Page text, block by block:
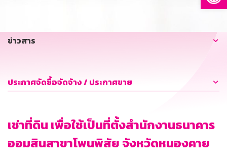
ข่าวสาร
ประกาศจัดซื้อจัดจ้าง / ประกาศขาย
เช่าที่ดิน เพื่อใช้เป็นที่ตั้งสำนักงานธนาคาร
ออมสินสาขาโพนพิสัย จังหวัดหนองคาย